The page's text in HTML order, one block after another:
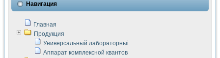
Навигация
Главная
Продукция
Универсальный лабораторный стенд "Сигнал-USB"
Аппарат комплексной квантовой терапии Интроскан